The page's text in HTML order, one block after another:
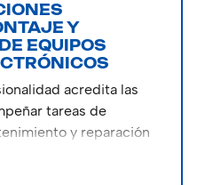
Y
EQUIPOS
acredita las
tareas de
y reparación